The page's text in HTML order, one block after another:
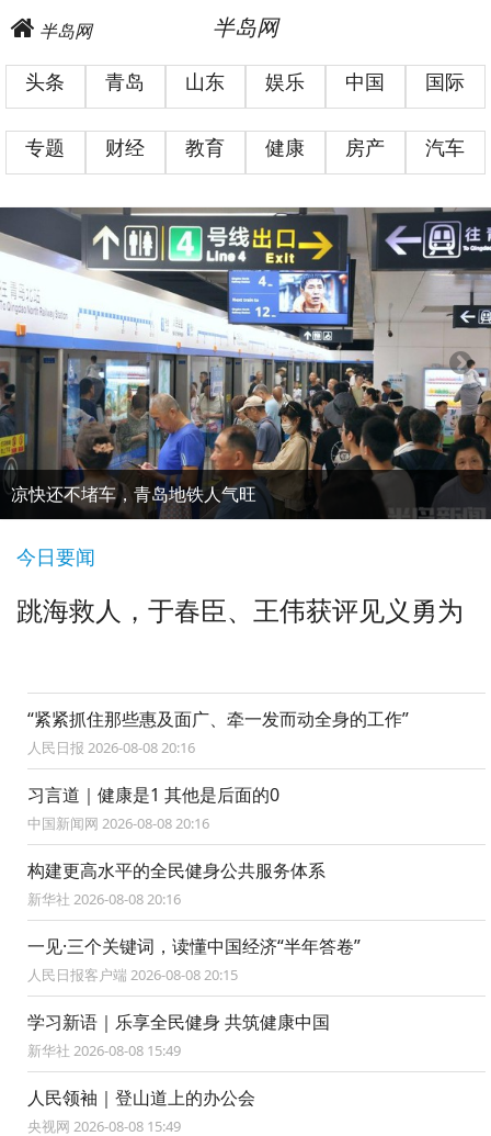
半岛网 半岛网
头条 青岛 山东 娱乐 中国 国际
专题 财经 教育 健康 房产 汽车
青岛国际啤酒节上的“国际朋友圈”
今日要闻
跳海救人，于春臣、王伟获评见义勇为
“紧紧抓住那些惠及面广、牵一发而动全身的工作”
人民日报 2026-08-08 20:16
习言道｜健康是1 其他是后面的0
中国新闻网 2026-08-08 20:16
构建更高水平的全民健身公共服务体系
新华社 2026-08-08 20:16
一见·三个关键词，读懂中国经济“半年答卷”
人民日报客户端 2026-08-08 20:15
学习新语｜乐享全民健身 共筑健康中国
新华社 2026-08-08 15:49
人民领袖｜登山道上的办公会
央视网 2026-08-08 15:49